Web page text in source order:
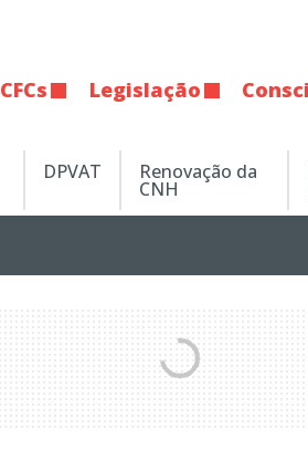
CFCs Legislação
DPVAT Renovação da
CNH